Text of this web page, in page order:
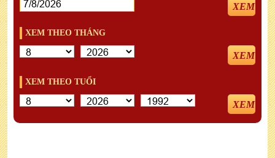
XEM
XEM THEO THÁNG
XEM
XEM THEO TUỔI
XEM